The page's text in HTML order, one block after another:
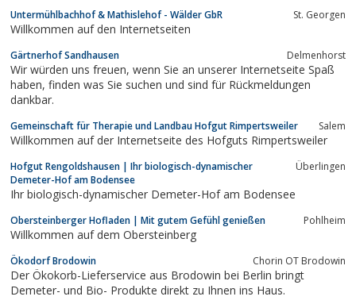
Untermühlbachhof & Mathislehof - Wälder GbR St. Georgen
Willkommen auf den Internetseiten
Gärtnerhof Sandhausen Delmenhorst
Wir würden uns freuen, wenn Sie an unserer Internetseite Spaß
haben, finden was Sie suchen und sind für Rückmeldungen
dankbar.
Gemeinschaft für Therapie und Landbau Hofgut Rimpertsweiler Salem
Willkommen auf der Internetseite des Hofguts Rimpertsweiler
Hofgut Rengoldshausen | Ihr biologisch-dynamischer
Demeter-Hof am Bodensee
Überlingen
Ihr biologisch-dynamischer Demeter-Hof am Bodensee
Obersteinberger Hofladen | Mit gutem Gefühl genießen Pohlheim
Willkommen auf dem Obersteinberg
Ökodorf Brodowin Chorin OT Brodowin
Der Ökokorb-Lieferservice aus Brodowin bei Berlin bringt
Demeter- und Bio- Produkte direkt zu Ihnen ins Haus.